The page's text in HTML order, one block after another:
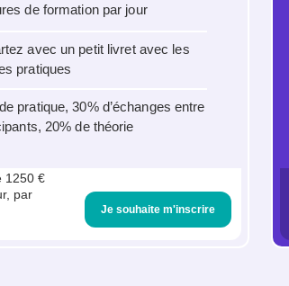
de formation par jour
avec un petit livret avec les
pratiques
pratique, 30% d’échanges entre
20% de théorie
Je souhaite m'inscrire
1250 €
par